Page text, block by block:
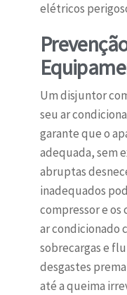
elétricos
Um disjuntor
seu ar
garante que o
adequada, sem
abruptas
inadequados
compressor e
ar condicionado
sobrecargas e
desgastes
até a queima